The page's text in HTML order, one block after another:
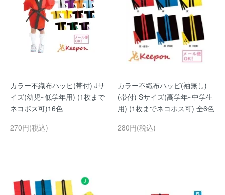
カラー不織布ハッピ(帯付) Jサ
イズ(幼児~低学年用) (1枚まで
ネコポス可)16色
270円(税込)
カラー不織布ハッピ(袖無し)
(帯付) Sサイズ(高学年~中学生
用) (1枚までネコポス可) 全6色
280円(税込)